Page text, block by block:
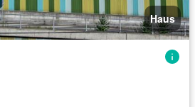
Haus